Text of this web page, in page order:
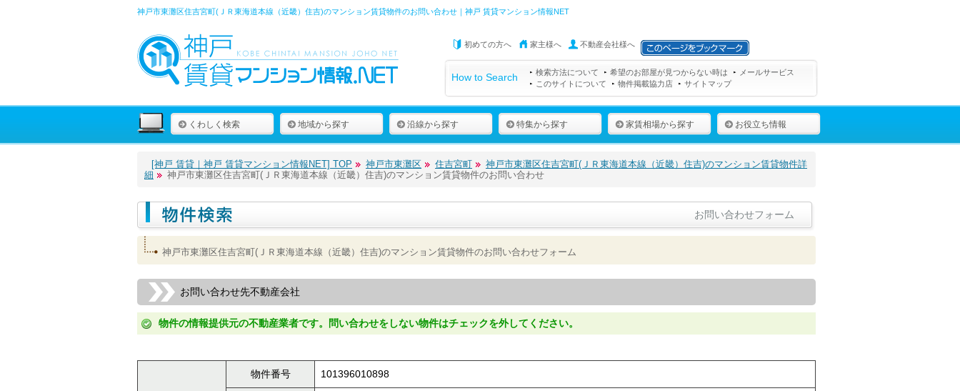
神戸市東灘区住吉宮町(ＪＲ東海道本線（近畿）住吉)のマンション賃貸物件のお問い合わせ｜神戸 賃貸マンション情報NET
初めての方へ 家主様へ 不動産会社様へ
How to Search 検索方法について 希望のお部屋が見つからない時は
メールサービス
このサイトについて
物件掲載協力店 サイトマップ
くわしく検索 地域から探す 沿線から探す 特集から探す 家賃相場から探す お役立ち情報
[神戸 賃貸｜神戸 賃貸マンション情報NET] TOP 神戸市東灘区 住吉宮町
神戸市東灘区住吉宮町(ＪＲ東海道本線（近畿）住吉)のマンション賃貸物件詳
細
神戸市東灘区住吉宮町(ＪＲ東海道本線（近畿）住吉)のマンション賃貸物件のお問い合わせ
お問い合わせフォーム
神戸市東灘区住吉宮町(ＪＲ東海道本線（近畿）住吉)のマンション賃貸物件のお問い合わせフォーム
お問い合わせ先不動産会社
物件の情報提供元の不動産業者です。問い合わせをしない物件はチェックを外してください。
物件番号 101396010898